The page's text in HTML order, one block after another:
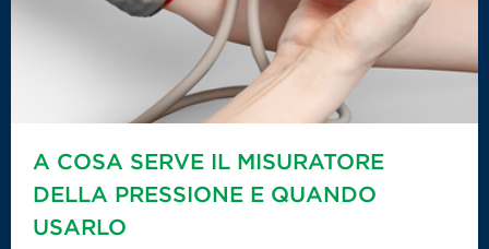
A COSA SERVE IL MISURATORE
DELLA PRESSIONE E QUANDO
USARLO